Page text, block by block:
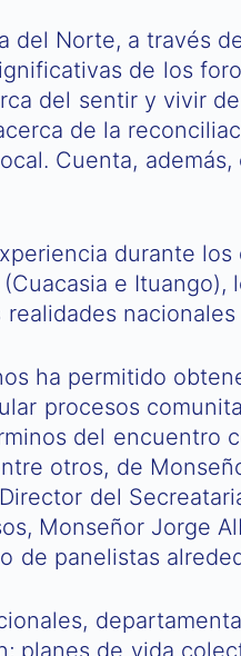
del Norte, a través
de los
del sentir y vivir
de la
Cuenta,
durante
e
ha permitido
procesos
del encuentro
otros, de
del
Monseñor Jorge
de panelistas
planes de vida